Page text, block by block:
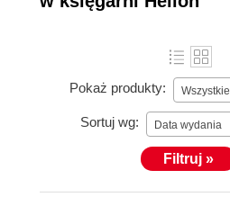
Pokaż produkty: Wszystkie
Sortuj wg: Data wydania
Filtruj »